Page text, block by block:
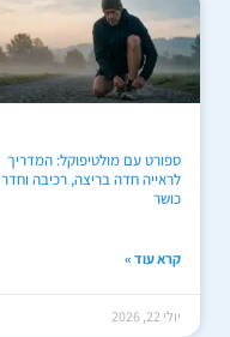
ספורט עם מולטיפוקל: המדריך
לראייה חדה בריצה, רכיבה וחדר
כושר
קרא עוד »
יולי 22, 2026